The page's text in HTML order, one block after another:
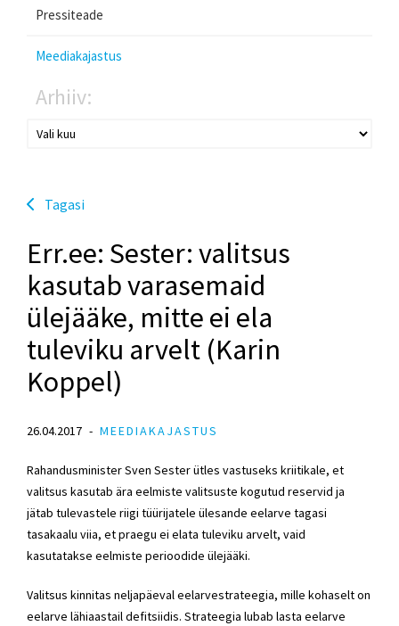
Pressiteade
Meediakajastus
Arhiiv:
Tagasi
Err.ee: Sester: valitsus
kasutab varasemaid
ülejääke, mitte ei ela
tuleviku arvelt (Karin
Koppel)
26.04.2017 MEEDIAKAJASTUS
Rahandusminister Sven Sester ütles vastuseks kriitikale, et
valitsus kasutab ära eelmiste valitsuste kogutud reservid ja
jätab tulevastele riigi tüürijatele ülesande eelarve tagasi
tasakaalu viia, et praegu ei elata tuleviku arvelt, vaid
kasutatakse eelmiste perioodide ülejääki.
Valitsus kinnitas neljapäeval eelarvestrateegia, mille kohaselt on
eelarve lähiaastail defitsiidis. Strateegia lubab lasta eelarve